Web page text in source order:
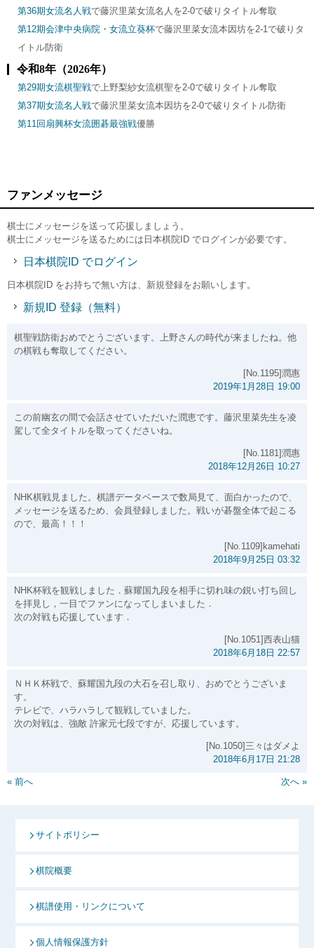
第36期女流名人戦で藤沢里菜女流名人を2-0で破りタイトル奪取
第12期会津中央病院・女流立葵杯で藤沢里菜女流本因坊を2-1で破りタ
イトル防衛
令和8年（2026年）
第29期女流棋聖戦で上野梨紗女流棋聖を2-0で破りタイトル奪取
第37期女流名人戦で藤沢里菜女流本因坊を2-0で破りタイトル防衛
第11回扇興杯女流囲碁最強戦優勝
ファンメッセージ
棋士にメッセージを送って応援しましょう。
棋士にメッセージを送るためには日本棋院ID でログインが必要です。
日本棋院ID でログイン
日本棋院ID をお持ちで無い方は、新規登録をお願いします。
新規ID 登録（無料）
棋聖戦防衛おめでとうございます。上野さんの時代が来ましたね。他
の棋戦も奪取してください。
[No.1195]潤惠
2019年1月28日 19:00
この前幽玄の間で会話させていただいた潤恵です。藤沢里菜先生を凌
駕して全タイトルを取ってくださいね。
[No.1181]潤惠
2018年12月26日 10:27
NHK棋戦見ました。棋譜データベースで数局見て、面白かったので、
メッセージを送るため、会員登録しました。戦いが碁盤全体で起こる
ので、最高！！！
[No.1109]kamehati
2018年9月25日 03:32
NHK杯戦を観戦しました．蘇耀国九段を相手に切れ味の鋭い打ち回し
を拝見し，一目でファンになってしまいました．
次の対戦も応援しています．
[No.1051]西表山猫
2018年6月18日 22:57
ＮＨＫ杯戦で、蘇耀国九段の大石を召し取り、おめでとうございま
す。
テレビで、ハラハラして観戦していました。
次の対戦は、強敵 許家元七段ですが、応援しています。
[No.1050]三々はダメよ
2018年6月17日 21:28
« 前へ 次へ »
サイトポリシー
棋院概要
棋譜使用・リンクについて
個人情報保護方針